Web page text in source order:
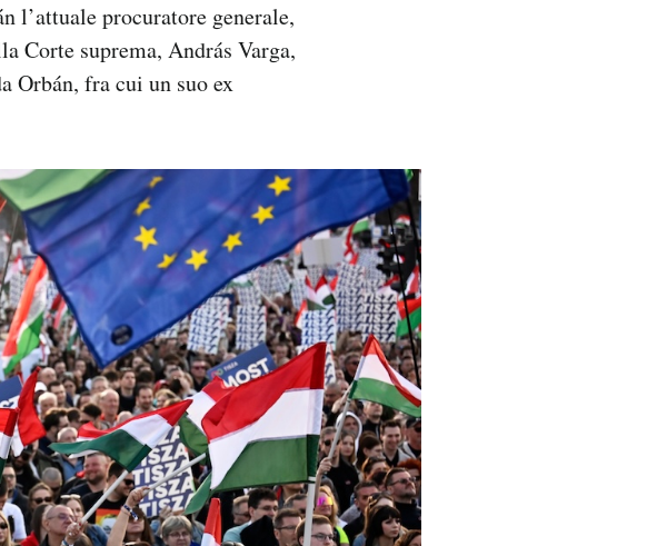
procuratore generale,
Corte suprema, András Varga,
Orbán, fra cui un suo ex